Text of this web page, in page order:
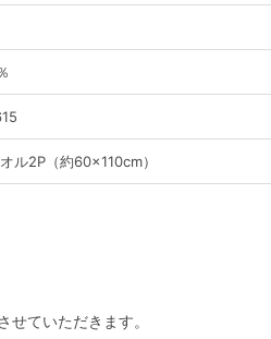
ル2P（約60×110cm）
せていただきます。